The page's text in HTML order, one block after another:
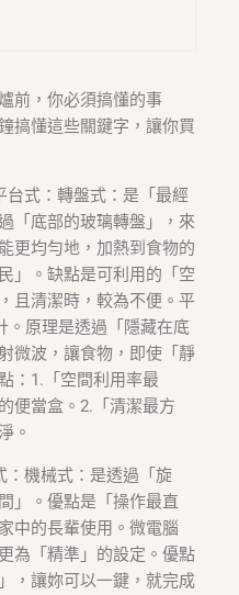
前，你必須搞懂的事
搞懂這些關鍵字，讓你買
式：轉盤式：是「最經
「底部的玻璃轉盤」，來
更均勻地，加熱到食物的
」。缺點是可利用的「空
且清潔時，較為不便。平
。原理是透過「隱藏在底
微波，讓食物，即使「靜
：1.「空間利用率最
便當盒。2.「清潔最方
。
機械式：是透過「旋
」。優點是「操作最直
中的長輩使用。微電腦
為「精準」的設定。優點
，讓妳可以一鍵，就完成